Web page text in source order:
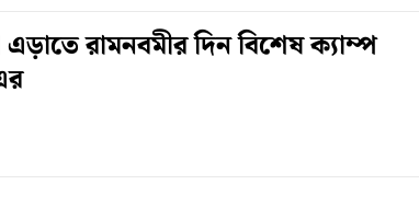
রামনবমীর দিন বিশেষ ক্যাম্প